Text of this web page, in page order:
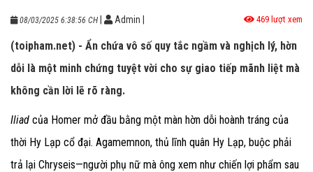
08/03/2025 6:38:56 CH Admin 469 lượt xem
(toipham.net) - Ẩn chứa vô số quy tắc ngầm và nghịch lý, hờn
dỗi là một minh chứng tuyệt vời cho sự giao tiếp mãnh liệt mà
không cần lời lẽ rõ ràng.
Iliad của Homer mở đầu bằng một màn hờn dỗi hoành tráng của
thời Hy Lạp cổ đại. Agamemnon, thủ lĩnh quân Hy Lạp, buộc phải
trả lại Chryseis—người phụ nữ mà ông xem như chiến lợi phẩm sau